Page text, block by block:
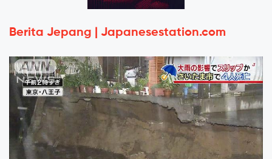
Berita Jepang | Japanesestation.com